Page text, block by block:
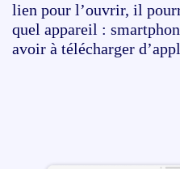
lien pour l’ouvrir, il
quel appareil :
avoir à télécharger